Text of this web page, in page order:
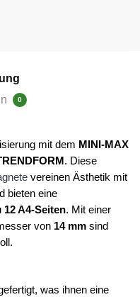
0
mit dem MINI-MAX
. Diese
vereinen Ästhetik mit
bieten eine
12 A4-Seiten. Mit einer
von 14 mm sind
was ihnen eine